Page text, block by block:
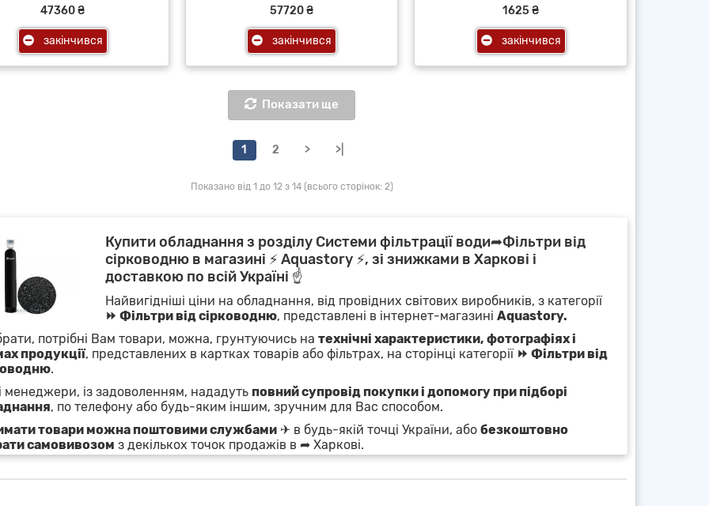
47360 ₴
закінчився
57720 ₴
закінчився
1625 ₴
закінчився
Показати ще
1 2 > >|
Показано від 1 до 12 з 14 (всього сторінок: 2)
Купити обладнання з розділу Системи фільтрації води➦Фільтри від
сірководню в магазині ⚡ Aquastory ⚡, зі знижками в Харкові і
доставкою по всій Україні ☝
Найвигідніші ціни на обладнання, від провідних світових виробників, з категорії
⏩ Фільтри від сірководню, представлені в інтернет-магазині Aquastory.
потрібні Вам товари, можна, грунтуючись на технічні характеристики, фотографіях і
продукції, представлених в картках товарів або фільтрах, на сторінці категорії ⏩ Фільтри від
.
менеджери, із задоволенням, нададуть повний супровід покупки і допомогу при підборі
, по телефону або будь-яким іншим, зручним для Вас способом.
товари можна поштовими службами✈ в будь-якій точці України, або безкоштовно
самовивозом з декількох точок продажів в ➦ Харкові.